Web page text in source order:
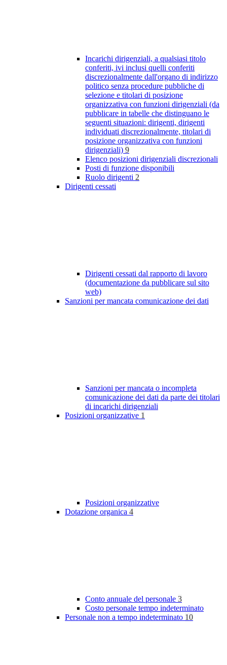
Incarichi dirigenziali, a qualsiasi titolo
conferiti, ivi inclusi quelli conferiti
discrezionalmente dall'organo di indirizzo
politico senza procedure pubbliche di
selezione e titolari di posizione
organizzativa con funzioni dirigenziali (da
pubblicare in tabelle che distinguano le
seguenti situazioni: dirigenti, dirigenti
individuati discrezionalmente, titolari di
posizione organizzativa con funzioni
dirigenziali) 9
Elenco posizioni dirigenziali discrezionali
Posti di funzione disponibili
Ruolo dirigenti 2
Dirigenti cessati
Dirigenti cessati dal rapporto di lavoro
(documentazione da pubblicare sul sito
web)
Sanzioni per mancata comunicazione dei dati
Sanzioni per mancata o incompleta
comunicazione dei dati da parte dei titolari
di incarichi dirigenziali
Posizioni organizzative 1
Posizioni organizzative
Dotazione organica 4
Conto annuale del personale 3
Costo personale tempo indeterminato
Personale non a tempo indeterminato 10